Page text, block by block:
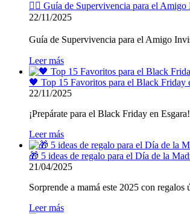
🕵️‍♂️ Guía de Supervivencia para el
22/11/2025
Guía de Supervivencia para el Amigo
Leer más
🖤 Top 15 Favoritos para el Black Friday
22/11/2025
¡Prepárate para el Black Friday en
Leer más
🎁 5 ideas de regalo para el Día de la
21/04/2025
Sorprende a mamá este 2025 con
Leer más